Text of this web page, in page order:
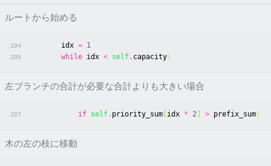
ルートから始める
204 idx = 1
205 while idx < self. capacity:
左ブランチの合計が必要な合計よりも大きい場合
207 if self. priority_sum idx * 2 > prefix_sum:
木の左の枝に移動